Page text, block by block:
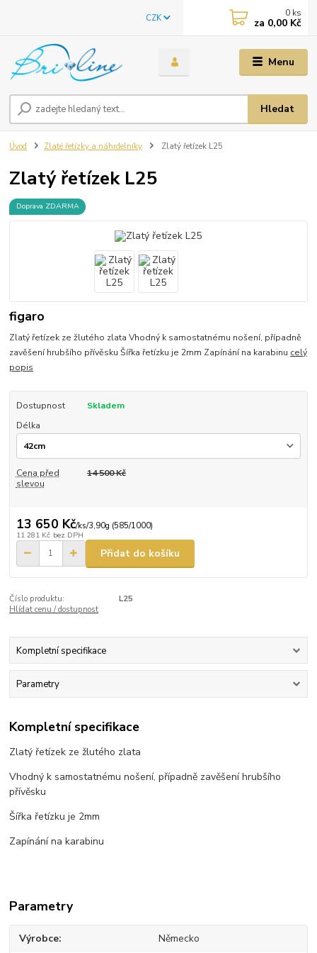
Menu
CZK
Hledat
0 ks
za 0,00 Kč
Úvod Zlaté řetízky a náhrdelníky Zlatý řetízek L25
Zlatý řetízek L25
Doprava ZDARMA
figaro
Zlatý řetízek ze žlutého zlata Vhodný k samostatnému nošení, případně
zavěšení hrubšího přívěsku Šířka řetízku je 2mm Zapínání na karabinu celý
popis
Dostupnost
Skladem
Délka
Cena před
slevou
14 500 Kč
13 650 Kč/ks/3,90g (585/1000)
11 281 Kč bez DPH
Přidat do košíku
Číslo produktu:
L25
Hlídat cenu / dostupnost
Kompletní specifikace
Parametry
Kompletní specifikace
Zlatý řetízek ze žlutého zlata
Vhodný k samostatnému nošení, případně zavěšení hrubšího
přívěsku
Šířka řetízku je 2mm
Zapínání na karabinu
Parametry
Výrobce Německo